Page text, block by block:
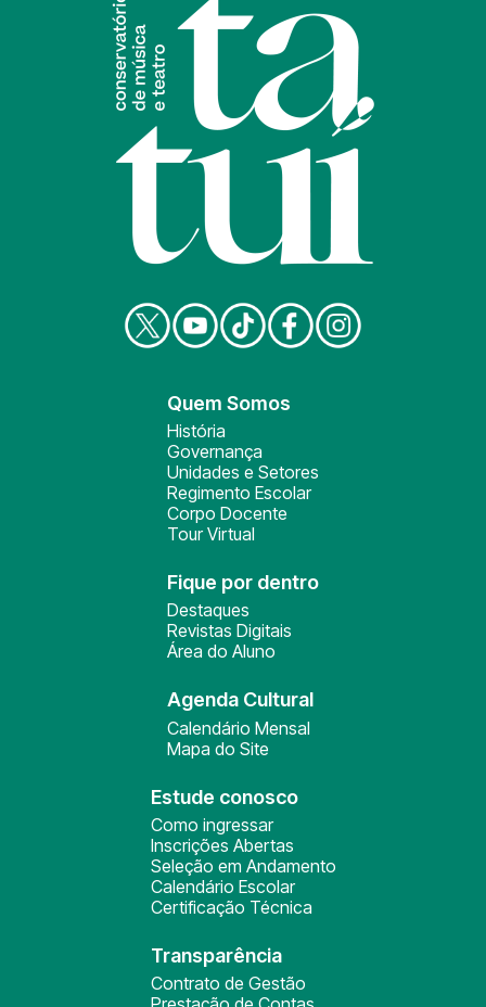
Quem Somos
História
Governança
Unidades e Setores
Regimento Escolar
Corpo Docente
Tour Virtual
Fique por dentro
Destaques
Revistas Digitais
Área do Aluno
Agenda Cultural
Calendário Mensal
Mapa do Site
Estude conosco
Como ingressar
Inscrições Abertas
Seleção em Andamento
Calendário Escolar
Certificação Técnica
Transparência
Contrato de Gestão